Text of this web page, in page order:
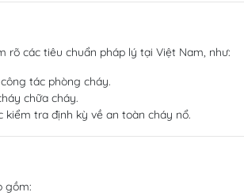
rõ các tiêu chuẩn pháp lý tại Việt Nam, như:
tác phòng cháy.
chữa cháy.
kiểm tra định kỳ về an toàn cháy nổ.
gồm: